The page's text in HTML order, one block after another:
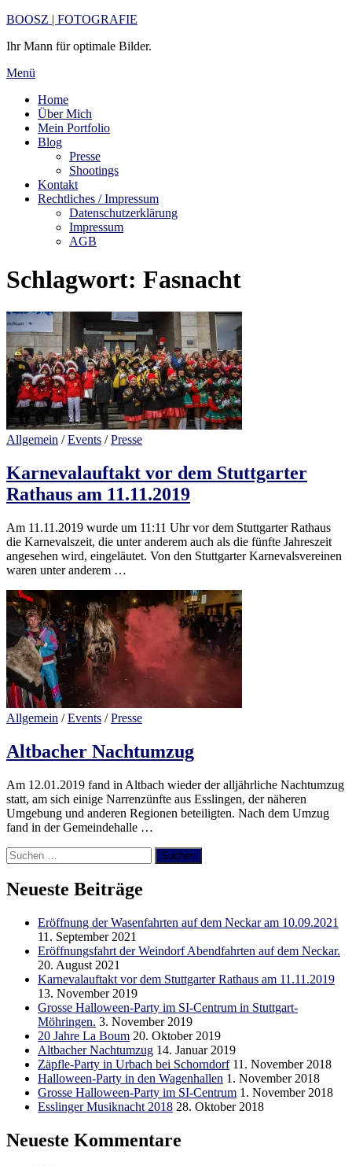
Zum
springen
BOOSZ | FOTOGRAFIE
Ihr Mann für optimale Bilder.
Menü
Home
Über Mich
Mein Portfolio
Blog
Presse
Shootings
Kontakt
Rechtliches / Impressum
Datenschutzerklärung
Impressum
AGB
Schlagwort: Fasnacht
Allgemein /Events /Presse
Karnevalauftakt vor dem Stuttgarter
Rathaus am 11.11.2019
Am 11.11.2019 wurde um 11:11 Uhr vor dem Stuttgarter Rathaus
die Karnevalszeit, die unter anderem auch als die fünfte Jahreszeit
angesehen wird, eingeläutet. Von den Stuttgarter Karnevalsvereinen
waren unter anderem …
Allgemein /Events /Presse
Altbacher Nachtumzug
Am 12.01.2019 fand in Altbach wieder der alljährliche Nachtumzug
statt, am sich einige Narrenzünfte aus Esslingen, der näheren
Umgebung und anderen Regionen beteiligten. Nach dem Umzug
fand in der Gemeindehalle …
Suchen
nach:
Neueste Beiträge
Eröffnung der Wasenfahrten auf dem Neckar am 10.09.2021
11. September 2021
Eröffnungsfahrt der Weindorf Abendfahrten auf dem Neckar.
20. August 2021
Karnevalauftakt vor dem Stuttgarter Rathaus am 11.11.2019
13. November 2019
Grosse Halloween-Party im SI-Centrum in Stuttgart-
Möhringen. 3. November 2019
20 Jahre La Boum 20. Oktober 2019
Altbacher Nachtumzug 14. Januar 2019
Zäpfle-Party in Urbach bei Schorndorf 11. November 2018
Halloween-Party in den Wagenhallen 1. November 2018
Grosse Halloween-Party im SI-Centrum 1. November 2018
Esslinger Musiknacht 2018 28. Oktober 2018
Neueste Kommentare